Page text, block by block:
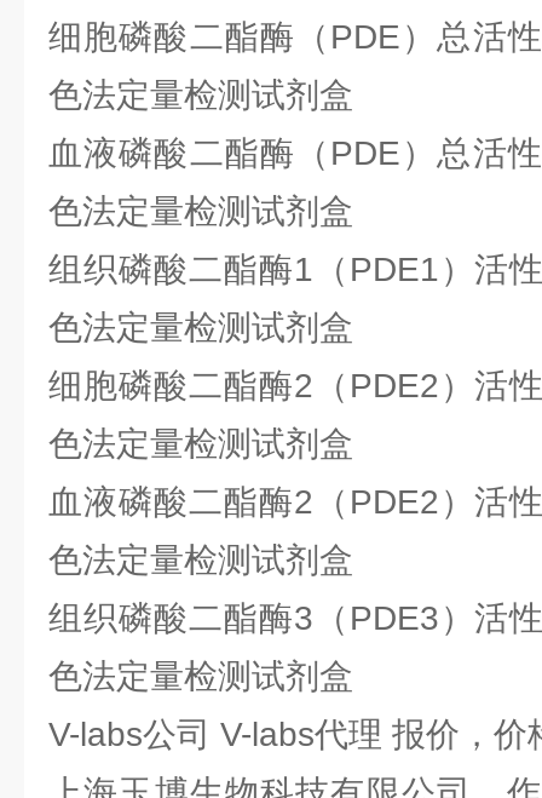
细胞磷酸二酯酶（PDE）总活
色法定量检测试剂盒
血液磷酸二酯酶（PDE）总活
色法定量检测试剂盒
组织磷酸二酯酶1（PDE1）活
色法定量检测试剂盒
细胞磷酸二酯酶2（PDE2）活
色法定量检测试剂盒
血液磷酸二酯酶2（PDE2）活
色法定量检测试剂盒
组织磷酸二酯酶3（PDE3）活
色法定量检测试剂盒
V-labs公司 V-labs代理 报价，价